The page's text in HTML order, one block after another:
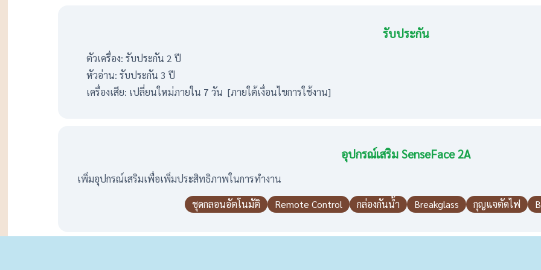
รับประกัน
ตัวเครื่อง: รับประกัน 2 ปี
หัวอ่าน: รับประกัน 3 ปี
เครื่องเสีย: เปลี่ยนใหม่ภายใน 7 วัน [ภายใต้เงื่อนไขการใช้งาน]
อุปกรณ์เสริม SenseFace 2A
เพิ่มอุปกรณ์เสริมเพื่อเพิ่มประสิทธิภาพในการทำงาน
ชุดกลอนอัตโนมัติ
Remote Control กล่องกันน้ำ Breakglass กุญแจตัดไฟ